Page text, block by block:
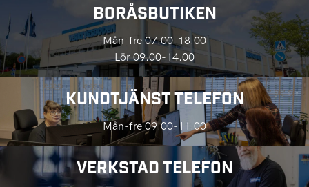
BORÅSBUTIKEN
Mån-fre 07.00-18.00
Lör 09.00-14.00
KUNDTJÄNST TELEFON
Mån-fre 09.00-11.00
VERKSTAD TELEFON